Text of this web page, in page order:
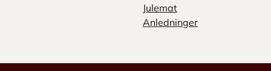
Julemat
Anledninger